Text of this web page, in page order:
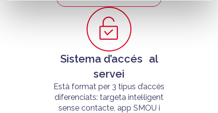
Sistema d’accés al
servei
Està format per 3 tipus d’accés
diferenciats: targeta intel·ligent
sense contacte, app SMOU i